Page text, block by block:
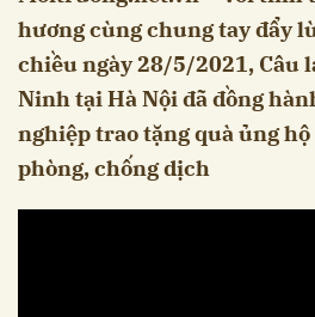
hương cùng chung tay đẩy
chiều ngày 28/5/2021, Câu
Ninh tại Hà Nội đã đồng
nghiệp trao tặng quà ủng
phòng, chống dịch